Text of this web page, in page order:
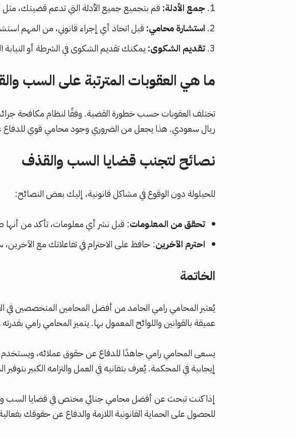
جمع الأدلة: قم بتجميع جميع الأدلة التي تدعم قضيتك، مثل
استشارة محامي: قبل اتخاذ أي إجراء قانوني، من المهم
تقديم الشكوى: يمكنك تقديم الشكوى في الشرطة أو
ما هي العقوبات المترتبة على السب
تختلف العقوبات حسب خطورة القضية. وفقًا لنظام مكافحة
ريال سعودي. هذا يجعل من الضروري وجود محامي قوي
نصائح لتجنب قضايا السب والقذف
للحيلولة دون الوقوع في مشاكل قانونية، إليك بعض النصائح:
تحقق من المعلومات: قبل نشر أي معلومات، تأكد من
احترم الآخرين: حافظ على الاحترام في تفاعلاتك مع
الخاتمة
يُعتبر المحامي رامي الحامد من أفضل المحامين المتخصصين في
عميقة بالقوانين واللوائح المعمول بها. يتميز المحامي رامي
يسعى المحامي رامي جاهدًا للدفاع عن حقوق عملائه، ويستخدم
إيجابية في المحكمة. يُعرف بتفانيه في العمل والتزامه الكبير
إذا كنت تبحث عن أفضل محامي جنائي مختص في قضايا السب
للحصول على الحماية القانونية اللازمة والدفاع عن حقوقك